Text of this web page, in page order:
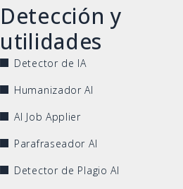
Detección y
utilidades
Detector de IA
Humanizador AI
AI Job Applier
Parafraseador AI
Detector de Plagio AI